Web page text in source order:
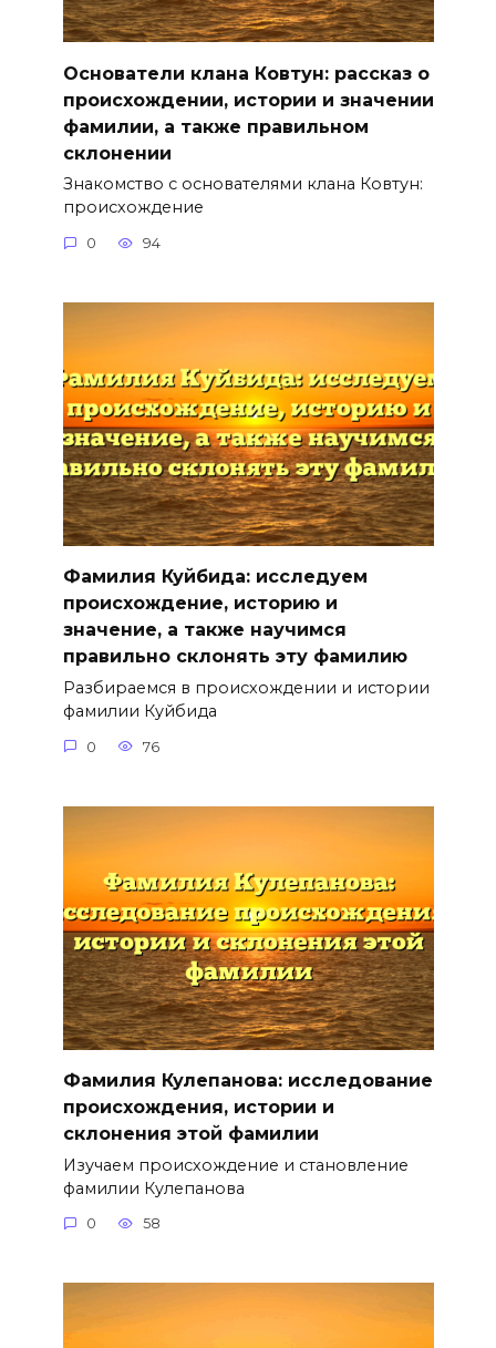
Основатели клана Ковтун: рассказ о
происхождении, истории и значении
фамилии, а также правильном
склонении
Знакомство с основателями клана Ковтун:
происхождение
0 94
Фамилия Куйбида: исследуем
происхождение, историю и
значение, а также научимся
правильно склонять эту фамилию
Разбираемся в происхождении и истории
фамилии Куйбида
0 76
Фамилия Кулепанова: исследование
происхождения, истории и
склонения этой фамилии
Изучаем происхождение и становление
фамилии Кулепанова
0 58